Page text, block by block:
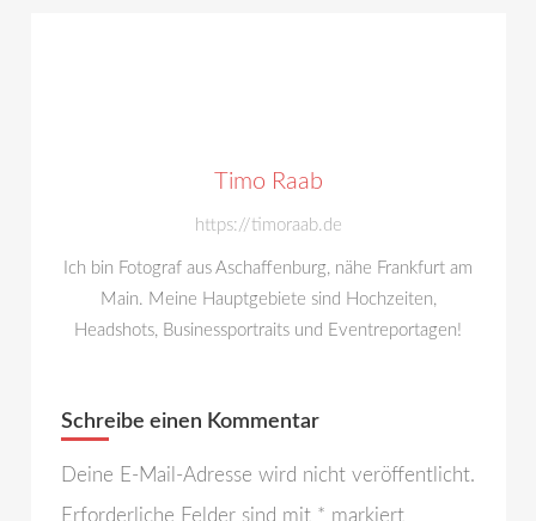
Timo Raab
https://timoraab.de
Ich bin Fotograf aus Aschaffenburg, nähe Frankfurt am
Main. Meine Hauptgebiete sind Hochzeiten,
Headshots, Businessportraits und Eventreportagen!
Schreibe einen Kommentar
Deine E-Mail-Adresse wird nicht veröffentlicht.
Erforderliche Felder sind mit * markiert